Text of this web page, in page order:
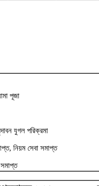
পূজা
যুগল পরিক্রমা
নিয়ম সেবা সমাপ্ত
সমাপ্ত